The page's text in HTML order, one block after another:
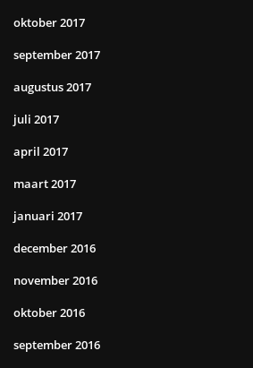
oktober 2017
september 2017
augustus 2017
juli 2017
april 2017
maart 2017
januari 2017
december 2016
november 2016
oktober 2016
september 2016